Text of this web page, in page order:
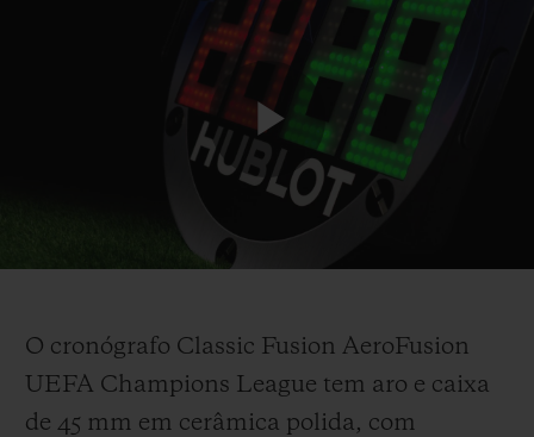
Play
O cronógrafo Classic Fusion AeroFusion
UEFA Champions League tem aro e caixa
de 45 mm em cerâmica polida, com